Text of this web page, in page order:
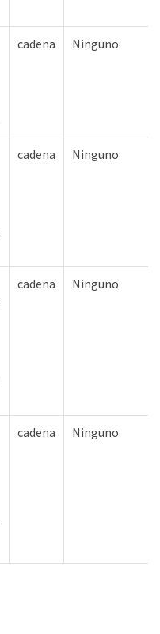
cadena Ninguno
cadena Ninguno
cadena Ninguno
cadena Ninguno